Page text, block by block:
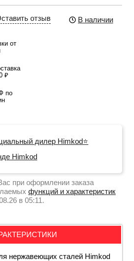
отзыв В наличии
от
₽
по
дилер Himkod⭐
Himkod
при оформлении заказа
функций и характеристик
в 05:11.
нержавеющих сталей Himkod